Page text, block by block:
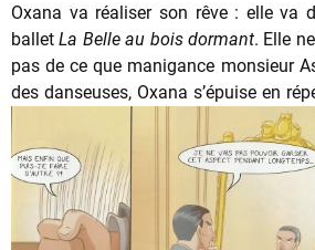
Oxana va réaliser son rêve : elle va
balletLa Belle au bois dormant. Elle
pas de ce que manigance monsieur
des danseuses, Oxana s’épuise en